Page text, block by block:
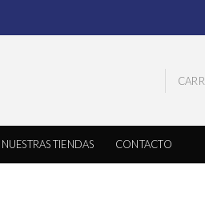
NUESTRAS TIENDAS CONTACTO